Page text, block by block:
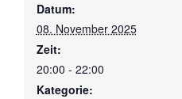
Datum:
08. November 2025
Zeit:
20:00 - 22:00
Kategorie: